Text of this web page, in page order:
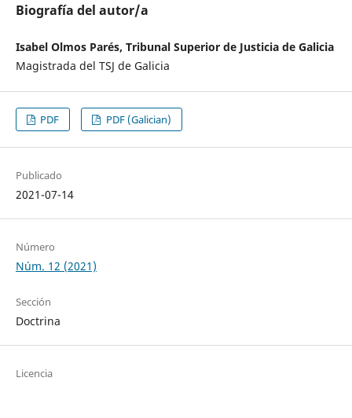
Biografía del autor/a
Isabel Olmos Parés, Tribunal Superior de Justicia de Galicia
Magistrada del TSJ de Galicia
PDF PDF (Galician)
Publicado
2021-07-14
Número
Núm. 12 (2021)
Sección
Doctrina
Licencia